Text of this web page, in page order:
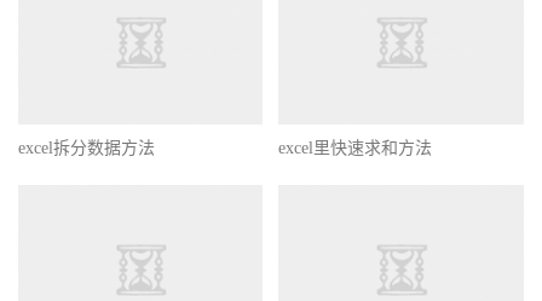
excel拆分数据方法 excel里快速求和方法